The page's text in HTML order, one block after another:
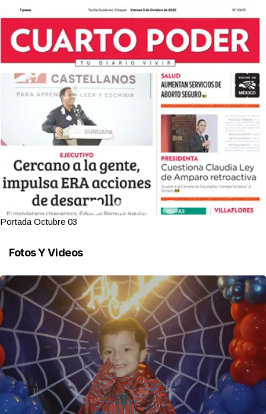
Portada Octubre 03
Fotos Y Videos